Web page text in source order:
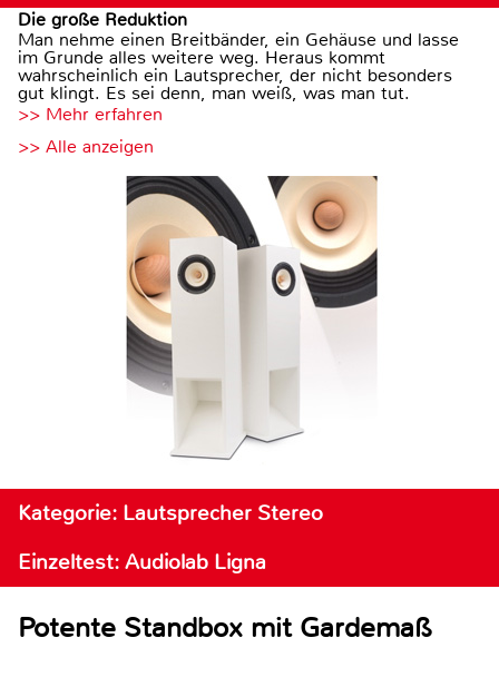
Die große Reduktion
Man nehme einen Breitbänder, ein Gehäuse und lasse
im Grunde alles weitere weg. Heraus kommt
wahrscheinlich ein Lautsprecher, der nicht besonders
gut klingt. Es sei denn, man weiß, was man tut.
>> Mehr erfahren
>> Alle anzeigen
Kategorie: Lautsprecher Stereo
Einzeltest: Audiolab Ligna
Potente Standbox mit Gardemaß